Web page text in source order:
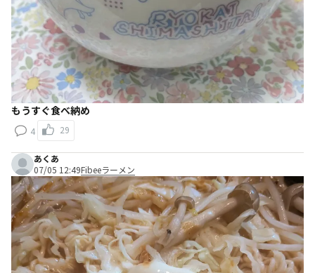
もうすぐ食べ納め
4 29
あくあ
07/05 12:49Fibeeラーメン